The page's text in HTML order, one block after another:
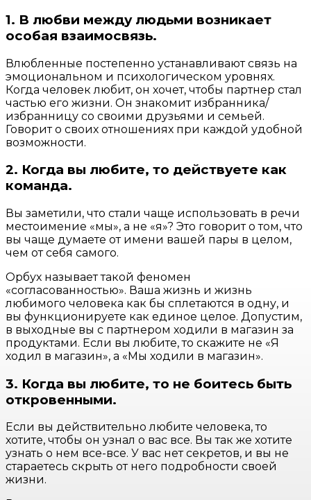
1. В любви между людьми возникает
особая взаимосвязь.
Влюбленные постепенно устанавливают связь на
эмоциональном и психологическом уровнях.
Когда человек любит, он хочет, чтобы партнер стал
частью его жизни. Он знакомит избранника/
избранницу со своими друзьями и семьей.
Говорит о своих отношениях при каждой удобной
возможности.
2. Когда вы любите, то действуете как
команда.
Вы заметили, что стали чаще использовать в речи
местоимение «мы», а не «я»? Это говорит о том, что
вы чаще думаете от имени вашей пары в целом,
чем от себя самого.
Орбух называет такой феномен
«согласованностью». Ваша жизнь и жизнь
любимого человека как бы сплетаются в одну, и
вы функционируете как единое целое. Допустим,
в выходные вы с партнером ходили в магазин за
продуктами. Если вы любите, то скажите не «Я
ходил в магазин», а «Мы ходили в магазин».
3. Когда вы любите, то не боитесь быть
откровенными.
Если вы действительно любите человека, то
хотите, чтобы он узнал о вас все. Вы так же хотите
узнать о нем все-все. У вас нет секретов, и вы не
стараетесь скрыть от него подробности своей
жизни.